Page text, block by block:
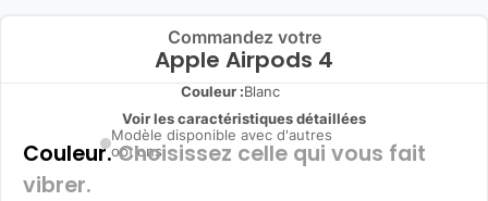
Commandez votre
Apple Airpods 4
Couleur :Blanc
Voir les caractéristiques détaillées
Modèle disponible avec d'autres
options
Couleur.Choisissez celle qui vous fait
vibrer.